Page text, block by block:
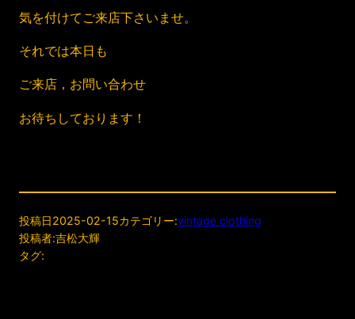
気を付けてご来店下さいませ。
それでは本日も
ご来店，お問い合わせ
お待ちしております！
投稿日2025-02-15カテゴリー:vintage clothing
投稿者:吉松大輝
タグ: